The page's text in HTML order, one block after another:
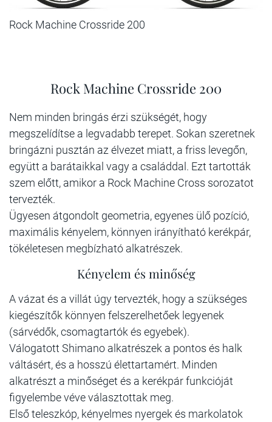
Rock Machine Crossride 200
Rock Machine Crossride 200
Nem minden bringás érzi szükségét, hogy
megszelídítse a legvadabb terepet. Sokan szeretnek
bringázni pusztán az élvezet miatt, a friss levegőn,
együtt a barátaikkal vagy a családdal. Ezt tartották
szem előtt, amikor a Rock Machine Cross sorozatot
tervezték.
Ügyesen átgondolt geometria, egyenes ülő pozíció,
maximális kényelem, könnyen irányítható kerékpár,
tökéletesen megbízható alkatrészek.
Kényelem és minőség
A vázat és a villát úgy tervezték, hogy a szükséges
kiegészítők könnyen felszerelhetőek legyenek
(sárvédők, csomagtartók és egyebek).
Válogatott Shimano alkatrészek a pontos és halk
váltásért, és a hosszú élettartamért. Minden
alkatrészt a minőséget és a kerékpár funkcióját
figyelembe véve választottak meg.
Első teleszkóp, kényelmes nyergek és markolatok